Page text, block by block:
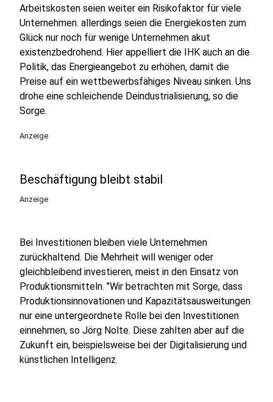
Arbeitskosten seien weiter ein Risikofaktor für viele
Unternehmen. allerdings seien die Energiekosten zum
Glück nur noch für wenige Unternehmen akut
existenzbedrohend. Hier appelliert die IHK auch an die
Politik, das Energieangebot zu erhöhen, damit die
Preise auf ein wettbewerbsfähiges Niveau sinken. Uns
drohe eine schleichende Deindustrialisierung, so die
Sorge.
Anzeige
Beschäftigung bleibt stabil
Anzeige
Bei Investitionen bleiben viele Unternehmen
zurückhaltend. Die Mehrheit will weniger oder
gleichbleibend investieren, meist in den Einsatz von
Produktionsmitteln. "Wir betrachten mit Sorge, dass
Produktionsinnovationen und Kapazitätsausweitungen
nur eine untergeordnete Rolle bei den Investitionen
einnehmen, so Jörg Nolte. Diese zahlten aber auf die
Zukunft ein, beispielsweise bei der Digitalisierung und
künstlichen Intelligenz.